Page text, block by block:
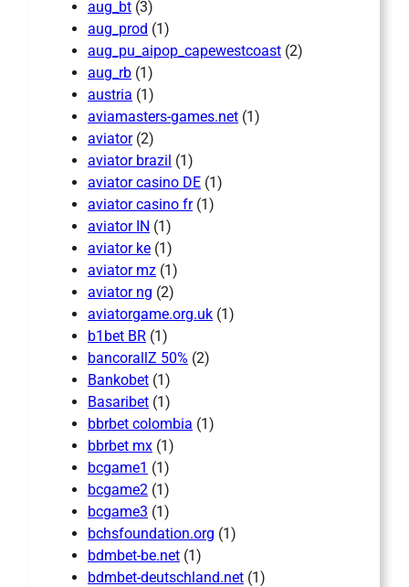
aug_bt (3)
aug_prod (1)
aug_pu_aipop_capewestcoast (2)
aug_rb (1)
austria (1)
aviamasters-games.net (1)
aviator(2)
aviator brazil (1)
aviator casino DE (1)
aviator casino fr(1)
aviator IN (1)
aviator ke (1)
aviator mz (1)
aviator ng (2)
aviatorgame.org.uk (1)
b1bet BR (1)
bancorallZ 50% (2)
Bankobet (1)
Basaribet (1)
bbrbet colombia (1)
bbrbet mx (1)
bcgame1 (1)
bcgame2 (1)
bcgame3 (1)
bchsfoundation.org (1)
bdmbet-be.net (1)
bdmbet-deutschland.net (1)